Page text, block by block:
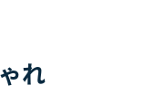
れ